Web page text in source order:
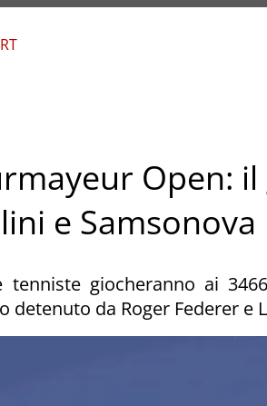
Open:
e Samsonova
tenniste giocheranno ai
detenuto da Roger Federer e